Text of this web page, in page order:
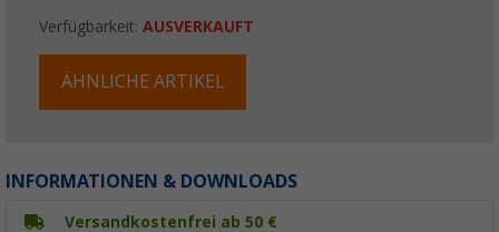
Verfügbarkeit: AUSVERKAUFT
ÄHNLICHE ARTIKEL
INFORMATIONEN & DOWNLOADS
Versandkostenfrei ab 50 €